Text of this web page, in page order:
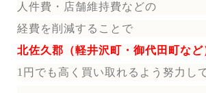
人件費・店舗維持費などの
経費を削減することで
北佐久郡（軽井沢町・御代田町など
1円でも高く買い取れるよう努力し